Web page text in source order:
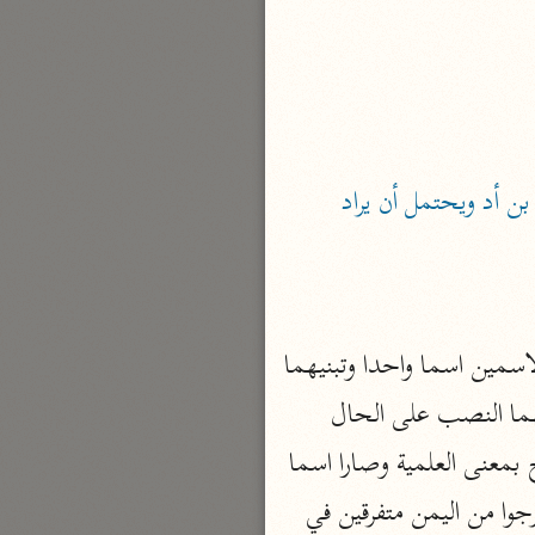
نحو مجلد
أنوار التنزيل
البيضاوي (٦٨٥ هـ)
نحو ٣ مجلدات
مدارك التنزيل
ثم سميت مدينة مأرب بسبأ وبينها وبين صنعاء مسيرة ثلاث كما سميت معافر بمعافر بن أد ويحتمل أن يراد